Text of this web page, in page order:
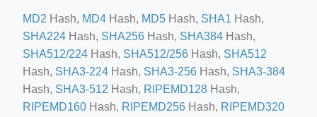
MD2 Hash, MD4 Hash, MD5 Hash, SHA1 Hash,
SHA224 Hash, SHA256 Hash, SHA384 Hash,
SHA512/224 Hash, SHA512/256 Hash, SHA512
Hash, SHA3-224 Hash, SHA3-256 Hash, SHA3-384
Hash, SHA3-512 Hash, RIPEMD128 Hash,
RIPEMD160 Hash, RIPEMD256 Hash, RIPEMD320